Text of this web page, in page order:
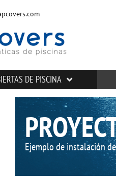
DE PISCINA
Ejemplo de instalación